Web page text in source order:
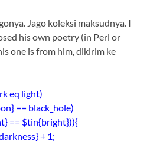
Jago koleksi maksudnya. I
his own poetry (in Perl or
one is from him, dikirim ke
eq light)
== black_hole)
== $tin{bright})){
+ 1;